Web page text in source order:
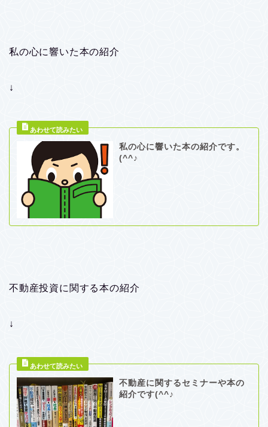
私の心に響いた本の紹介
↓
私の心に響いた本の紹介です。
(^^♪
不動産投資に関する本の紹介
↓
不動産に関するセミナーや本の
紹介です(^^♪